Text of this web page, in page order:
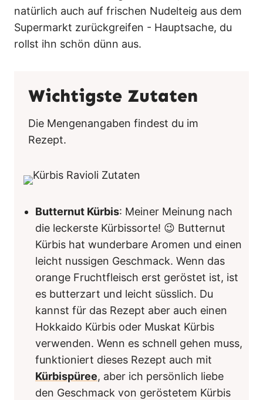
natürlich auch auf frischen Nudelteig aus dem
Supermarkt zurückgreifen - Hauptsache, du
rollst ihn schön dünn aus.
Wichtigste Zutaten
Die Mengenangaben findest du im
Rezept.
Butternut Kürbis: Meiner Meinung nach
die leckerste Kürbissorte! 😉 Butternut
Kürbis hat wunderbare Aromen und einen
leicht nussigen Geschmack. Wenn das
orange Fruchtfleisch erst geröstet ist, ist
es butterzart und leicht süsslich. Du
kannst für das Rezept aber auch einen
Hokkaido Kürbis oder Muskat Kürbis
verwenden. Wenn es schnell gehen muss,
funktioniert dieses Rezept auch mit
Kürbispüree, aber ich persönlich liebe
den Geschmack von geröstetem Kürbis